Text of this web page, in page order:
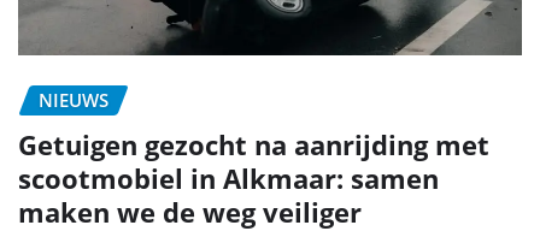
NIEUWS
Getuigen gezocht na aanrijding met
scootmobiel in Alkmaar: samen
maken we de weg veiliger